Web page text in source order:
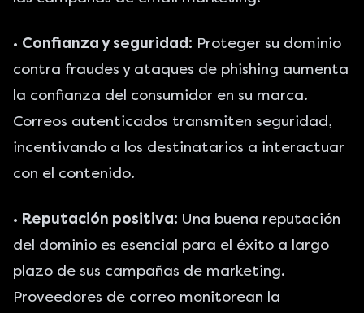
• Confianza y seguridad: Proteger su dominio
contra fraudes y ataques de phishing aumenta
la confianza del consumidor en su marca.
Correos autenticados transmiten seguridad,
incentivando a los destinatarios a interactuar
con el contenido.
• Reputación positiva: Una buena reputación
del dominio es esencial para el éxito a largo
plazo de sus campañas de marketing.
Proveedores de correo monitorean la